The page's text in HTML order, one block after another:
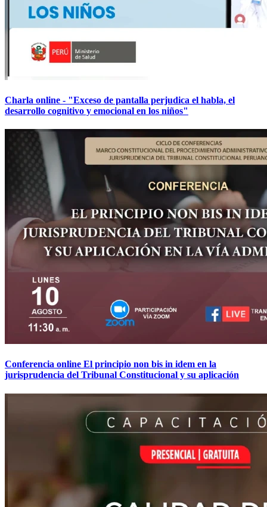
Charla online - "Exceso de pantalla perjudica el habla, el
desarrollo cognitivo y emocional en los niños"
Conferencia online El principio non bis in idem en la
jurisprudencia del Tribunal Constitucional y su aplicación